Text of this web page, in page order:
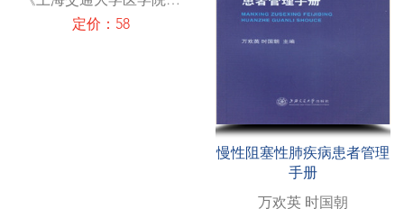
鉴》编纂委员会
定价：58
慢性阻塞性肺疾病患者管理
手册
万欢英 时国朝